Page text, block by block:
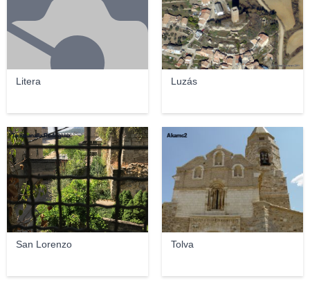
Litera Luzás
San Lorenzo
Taniacanalla Rodriguez
Tolva
Akamc2